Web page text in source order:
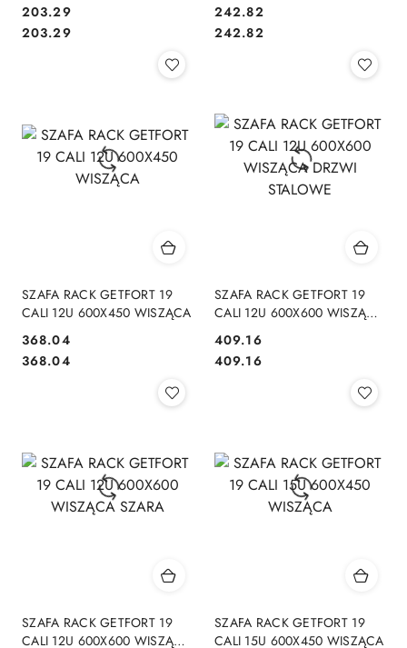
Cena:
203.29
Cena:
203.29
Cena:
242.82
Cena:
242.82
SZAFA RACK GETFORT 19
CALI 12U 600X450 WISZĄCA
Cena:
368.04
Cena:
368.04
SZAFA RACK GETFORT 19
CALI 12U 600X600 WISZĄCA
Cena:
409.16
Cena:
409.16
SZAFA RACK GETFORT 19
CALI 12U 600X600 WISZĄCA
SZAFA RACK GETFORT 19
CALI 15U 600X450 WISZĄCA